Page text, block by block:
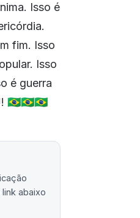
Isso é
fim. Isso
Isso
é guerra
🇧🇷🇧🇷🇧🇷
abaixo